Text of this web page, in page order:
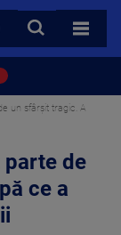
CAUTA
TOATE
un sfârșit tragic. A
parte de
ce a